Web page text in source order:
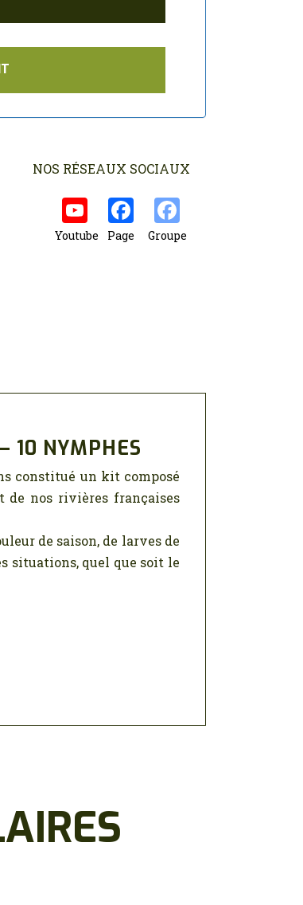
NOS RÉSEAUX SOCIAUX
Youtube Page Groupe
10 NYMPHES
constitué un kit composé
nos rivières françaises
de saison, de larves de
situations, quel que soit le